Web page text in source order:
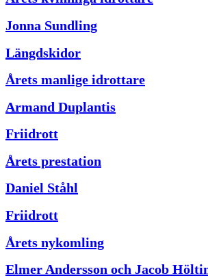
Jonna Sundling
Längdskidor
Årets manlige idrottare
Armand Duplantis
Friidrott
Årets prestation
Daniel Ståhl
Friidrott
Årets nykomling
Elmer Andersson och Jacob